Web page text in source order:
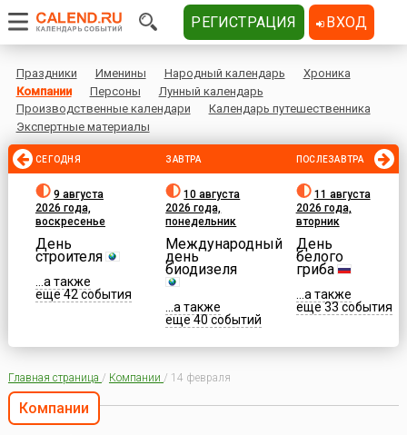
Праздники Именины Народный календарь
Хроника
Компании
Персоны
Лунный календарь
Производственные календари
Календарь путешественника
Экспертные материалы
СЕГОДНЯ
9 августа
2026 года,
воскресенье
День
строителя
...а также
еще 42 события
ЗАВТРА
10 августа
2026 года,
понедельник
Международный
день
биодизеля
...а также
еще 40 событий
ПОСЛЕЗАВТРА
11 августа
2026 года,
вторник
День
белого
гриба
...а также
еще 33 события
Главная страница / Компании / 14 февраля
Компании
РЕГИСТРАЦИЯ ВХОД